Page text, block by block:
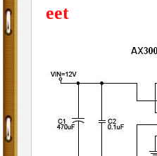
eet